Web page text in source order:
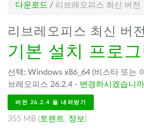
다운로드 / 리브레오피스 최신 버전
리브레오피스 최신 버전
기본 설치 프로그
선택: Windows x86_64 (비스타 또는
브레오피스 26.2.4 - 변경하시겠습니
버전 26.2.4 을 내려받기
355 MB ( 토렌트, 정보 )